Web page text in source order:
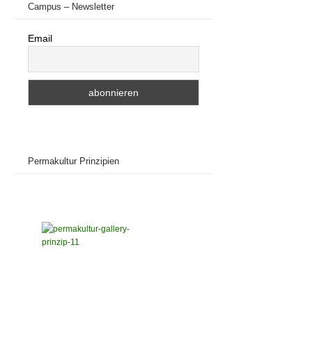
Campus – Newsletter
Email
Permakultur Prinzipien